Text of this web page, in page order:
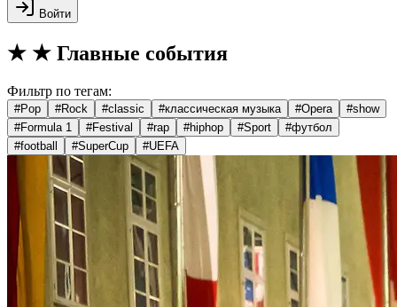
Войти
★ ★ Главные события
Фильтр по тегам:
#Pop #Rock #classic #классическая музыка #Opera #show
#Formula 1 #Festival #rap #hiphop #Sport #футбол
#football #SuperCup #UEFA